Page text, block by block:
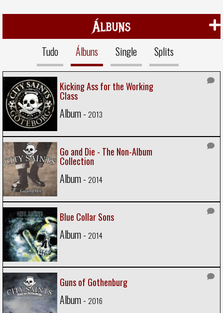
Álbuns
Tudo Álbuns Single Splits
Kicking Ass for the Working
Class
Album - 2013
Go and Die - The Non-Album
Collection
Album - 2014
Blue Collar Sons
Album - 2014
Guns of Gothenburg
Album - 2016